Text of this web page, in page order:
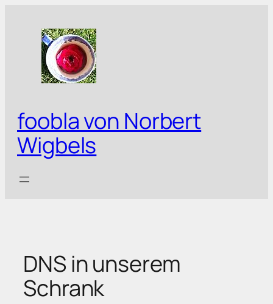
springen
foobla von Norbert
Wigbels
DNS in unserem
Schrank